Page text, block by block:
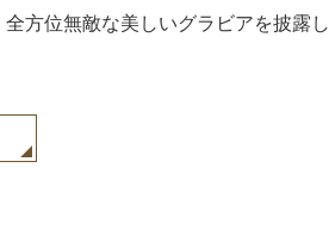
方位無敵な美しいグラビアを披露し